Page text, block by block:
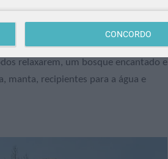
CONCORDO
relaxarem, um bosque encantado e
manta, recipientes para a água e